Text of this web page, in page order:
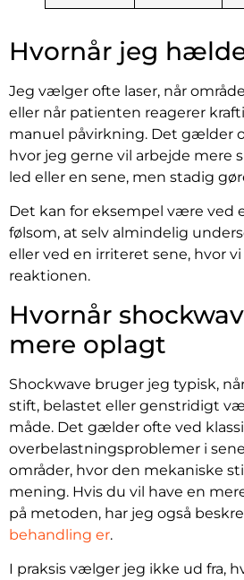
Hvornår jeg
Jeg vælger ofte laser, når
eller når patienten reagerer
manuel påvirkning. Det gælder
hvor jeg gerne vil arbejde mere
led eller en sene, men stadig
Det kan for eksempel være ved
følsom, at selv almindelig
eller ved en irriteret sene, hvor
reaktionen.
Hvornår
mere oplagt
Shockwave bruger jeg typisk,
stift, belastet eller genstridigt
måde. Det gælder ofte ved
overbelastningsproblemer i
områder, hvor den mekaniske
mening. Hvis du vil have en
på metoden, har jeg også
behandling er.
I praksis vælger jeg ikke ud fra,